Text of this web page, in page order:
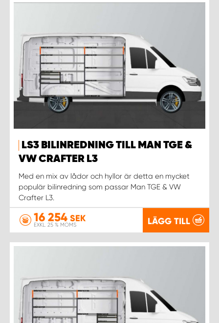
LS3 BILINREDNING TILL MAN TGE &
VW CRAFTER L3
Med en mix av lådor och hyllor är detta en mycket
populär bilinredning som passar Man TGE & VW
Crafter L3.
16 254 SEK
EXKL. 25 % MOMS LÄGG TILL
WORK SYSTEM STAFFANSTORP
WORK SYSTEM STOCKHOLM SYD
WORK SYSTEM SUNDSVALL
WORK SYSTEM TRESTAD
WORK SYSTEM UMEÅ
WORK SYSTEM VARBERG
WORK SYSTEM VÄRNAMO
WORK SYSTEM VÄSTERÅS
WORK SYSTEM ÖREBRO